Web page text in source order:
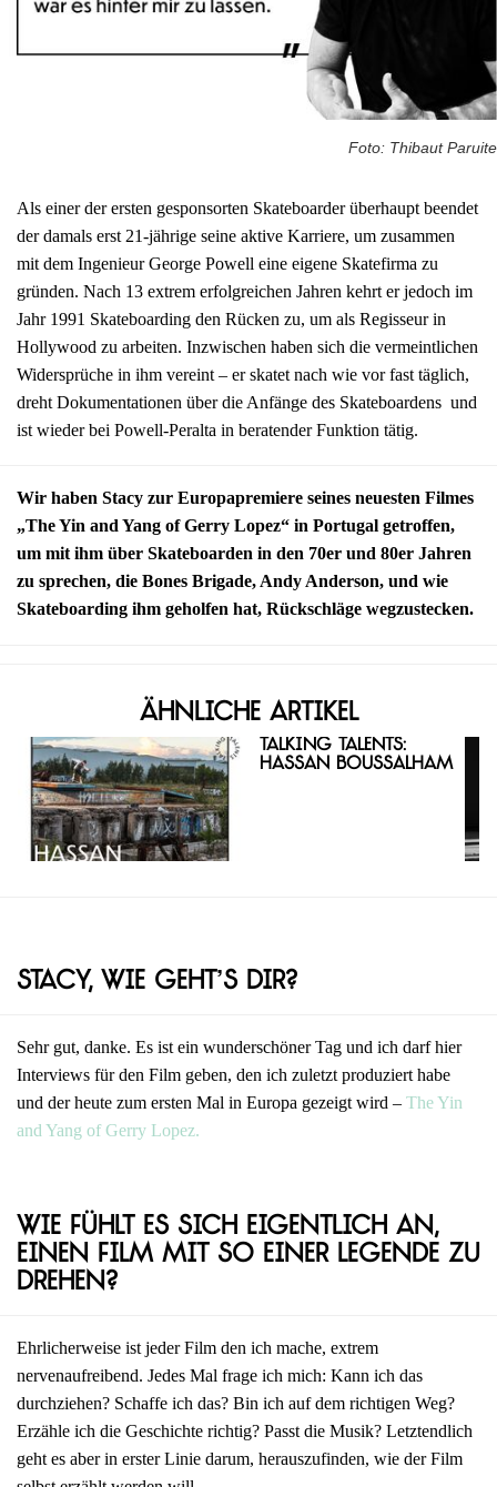
Foto: Thibaut Paruite
Als einer der ersten gesponsorten Skateboarder überhaupt beendet
der damals erst 21-jährige seine aktive Karriere, um zusammen
mit dem Ingenieur George Powell eine eigene Skatefirma zu
gründen. Nach 13 extrem erfolgreichen Jahren kehrt er jedoch im
Jahr 1991 Skateboarding den Rücken zu, um als Regisseur in
Hollywood zu arbeiten. Inzwischen haben sich die vermeintlichen
Widersprüche in ihm vereint – er skatet nach wie vor fast täglich,
dreht Dokumentationen über die Anfänge des Skateboardens und
ist wieder bei Powell-Peralta in beratender Funktion tätig.
Wir haben Stacy zur Europapremiere seines neuesten Filmes
„The Yin and Yang of Gerry Lopez“ in Portugal getroffen,
um mit ihm über Skateboarden in den 70er und 80er Jahren
zu sprechen, die Bones Brigade, Andy Anderson, und wie
Skateboarding ihm geholfen hat, Rückschläge wegzustecken.
Ähnliche Artikel
Talking Talents:
Hassan Boussalham
Stacy, wie geht’s dir?
Sehr gut, danke. Es ist ein wunderschöner Tag und ich darf hier
Interviews für den Film geben, den ich zuletzt produziert habe
und der heute zum ersten Mal in Europa gezeigt wird – The Yin
and Yang of Gerry Lopez.
Wie fühlt es sich eigentlich an,
einen Film mit so einer Legende zu
drehen?
Ehrlicherweise ist jeder Film den ich mache, extrem
nervenaufreibend. Jedes Mal frage ich mich: Kann ich das
durchziehen? Schaffe ich das? Bin ich auf dem richtigen Weg?
Erzähle ich die Geschichte richtig? Passt die Musik? Letztendlich
geht es aber in erster Linie darum, herauszufinden, wie der Film